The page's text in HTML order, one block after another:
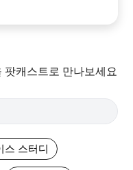
팟캐스트로 만나보세요
스 스터디